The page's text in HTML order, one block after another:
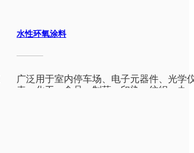
水性环氧涂料
广泛用于室内停车场、电子元器件、光学
表、化工、食品、制药、印染、纺织、办